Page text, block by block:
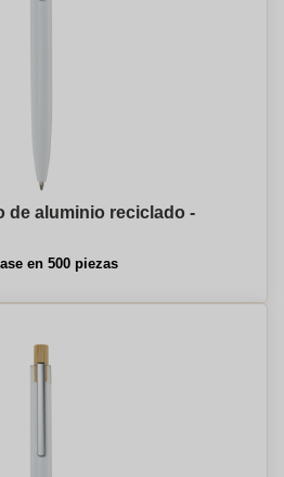
de aluminio reciclado -
en 500 piezas